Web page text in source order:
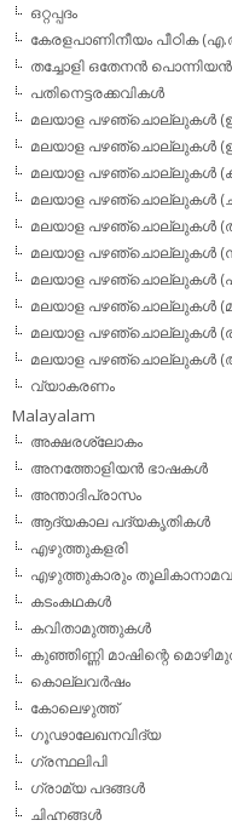
ഒറ്റപ്പദം
കേരളപാണിനീയം പീഠിക
തച്ചോളി ഒതേനൻ
പതിനെട്ടരക്കവികള്‍
മലയാള പഴഞ്ചൊല്ലുകള്‍
മലയാള പഴഞ്ചൊല്ലുകള്‍
മലയാള പഴഞ്ചൊല്ലുകള്‍
മലയാള പഴഞ്ചൊല്ലുകള്‍
മലയാള പഴഞ്ചൊല്ലുകള്‍
മലയാള പഴഞ്ചൊല്ലുകള്‍
മലയാള പഴഞ്ചൊല്ലുകള്‍
മലയാള പഴഞ്ചൊല്ലുകള്‍
മലയാള പഴഞ്ചൊല്ലുകള്‍
മലയാള പഴഞ്ചൊല്ലുകൾ
വ്യാകരണം
Malayalam
അക്ഷരശ്ലോകം
അനത്തോളിയന്‍ ഭാഷകള്‍
അന്താദിപ്രാസം
ആദ്യകാല പദ്യകൃതികള്‍
എഴുത്തുകളരി
എഴുത്തുകാരും
കടംകഥകള്‍
കവിതാമുത്തുകള്‍
കുഞ്ഞിണ്ണി മാഷിന്റെ
കൊല്ലവര്‍ഷം
കോലെഴുത്ത്
ഗൂഢാലേഖനവിദ്യ
ഗ്രന്ഥലിപി
ഗ്രാമ്യ പദങ്ങള്‍
ചിഹ്നങ്ങള്‍